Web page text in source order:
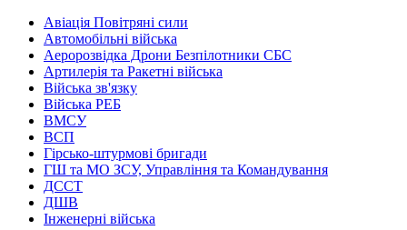
Авіація Повітряні сили
Автомобільні війська
Аеророзвідка Дрони Безпілотники СБС
Артилерія та Ракетні війська
Війська зв'язку
Війська РЕБ
ВМСУ
ВСП
Гірсько-штурмові бригади
ГШ та МО ЗСУ, Управління та Командування
ДССТ
ДШВ
Інженерні війська